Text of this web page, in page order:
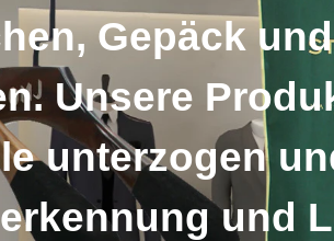
Gepäck
Unsere
unterzogen
und